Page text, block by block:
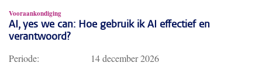
Vooraankondiging
AI, yes we can: Hoe gebruik ik AI effectief en
verantwoord?
Periode:
14 december 2026